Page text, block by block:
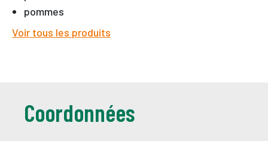
pommes
Voir tous les produits
Coordonnées